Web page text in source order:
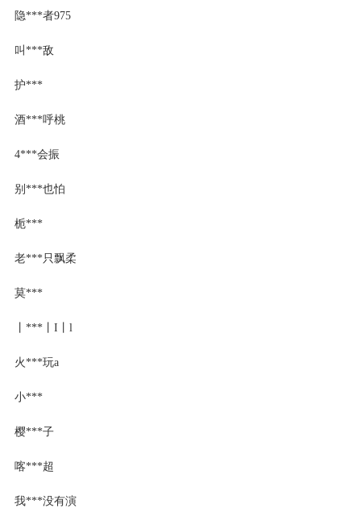
隐***者975
叫***敌
护***
酒***呼桃
4***会振
别***也怕
栀***
老***只飘柔
莫***
丨***丨I丨l
火***玩a
小***
樱***子
喀***超
我***没有演